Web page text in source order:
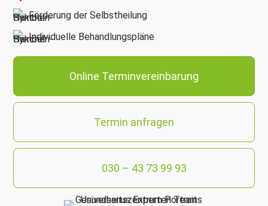
Förderung der Selbstheilung
Individuelle Behandlungspläne
Online Terminvereinbarung
Termin anfragen
030 – 43 73 99 93